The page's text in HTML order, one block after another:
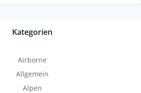
Kategorien
Airborne
Allgemein
Alpen